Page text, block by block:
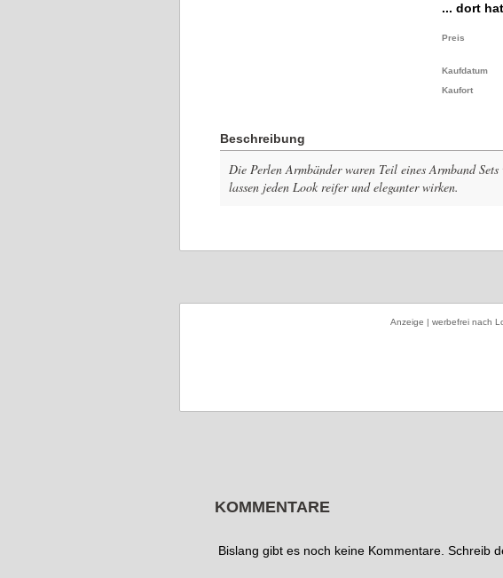
... dort
Preis
Kaufdatum
Kaufort
Beschreibung
Die Perlen Armbänder waren Teil eines Armband
lassen jeden Look reifer und eleganter wirken.
Anzeige | werbefrei nach
KOMMENTARE
Bislang gibt es noch keine Kommentare. Schreib